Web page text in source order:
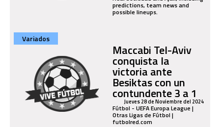
predictions, team news and
possible lineups.
Variados
Maccabi Tel-Aviv
conquista la
victoria ante
Besiktas con un
contundente 3 a 1
Jueves 28 de Noviembre del 2024
Fútbol - UEFA Europa League |
Otras Ligas de Fútbol |
futbolred.com